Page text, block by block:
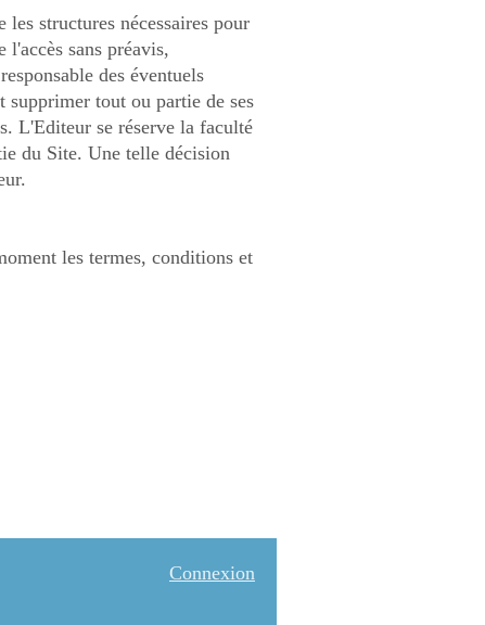
structures nécessaires pour
sans préavis,
des éventuels
tout ou partie de ses
L'Editeur se réserve la faculté
du Site. Une telle décision
les termes, conditions et
Connexion